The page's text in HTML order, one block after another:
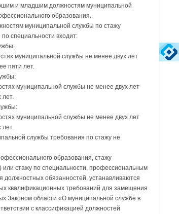
и младшим должностям муниципальной
образования.
муниципальной службы по стажу
специальности входит:
муниципальной службы не менее двух лет
пяти лет.
муниципальной службы не менее двух лет
лет.
муниципальной службы не менее двух лет
лет.
службы требования по стажу не
образования, стажу
стажу по специальности, профессиональным
обязанностей, устанавливаются
квалификационных требований для замещения
Законом области «О муниципальной службе в
с классификацией должностей